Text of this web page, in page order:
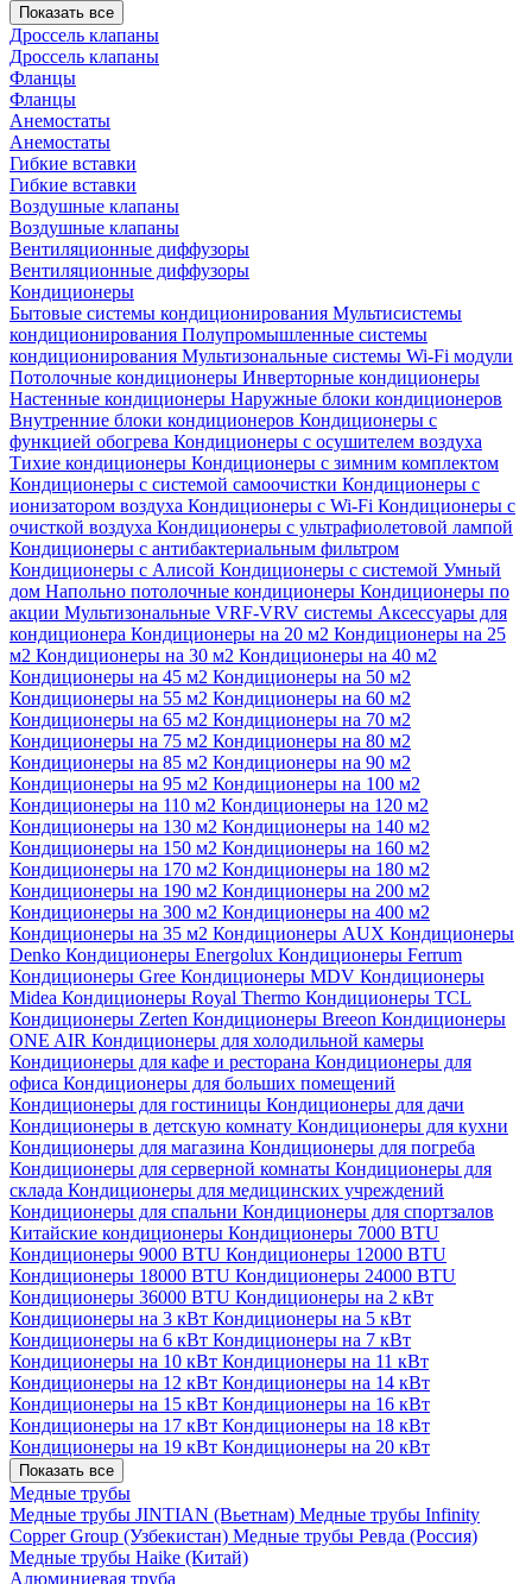
Показать все
Дроссель клапаны
Дроссель клапаны
Фланцы
Фланцы
Анемостаты
Анемостаты
Гибкие вставки
Гибкие вставки
Воздушные клапаны
Воздушные клапаны
Вентиляционные диффузоры
Вентиляционные диффузоры
Кондиционеры
Бытовые системы кондиционирования Мультисистемы
кондиционирования Полупромышленные системы
кондиционирования Мультизональные системы Wi-Fi модули
Потолочные кондиционеры Инверторные кондиционеры
Настенные кондиционеры Наружные блоки кондиционеров
Внутренние блоки кондиционеров Кондиционеры с
функцией обогрева Кондиционеры с осушителем воздуха
Тихие кондиционеры Кондиционеры с зимним комплектом
Кондиционеры с системой самоочистки Кондиционеры с
ионизатором воздуха Кондиционеры с Wi-Fi Кондиционеры с
очисткой воздуха Кондиционеры с ультрафиолетовой лампой
Кондиционеры с антибактериальным фильтром
Кондиционеры с Алисой Кондиционеры с системой Умный
дом Напольно потолочные кондиционеры Кондиционеры по
акции Мультизональные VRF-VRV системы Аксессуары для
кондиционера Кондиционеры на 20 м2 Кондиционеры на 25
м2 Кондиционеры на 30 м2 Кондиционеры на 40 м2
Кондиционеры на 45 м2 Кондиционеры на 50 м2
Кондиционеры на 55 м2 Кондиционеры на 60 м2
Кондиционеры на 65 м2 Кондиционеры на 70 м2
Кондиционеры на 75 м2 Кондиционеры на 80 м2
Кондиционеры на 85 м2 Кондиционеры на 90 м2
Кондиционеры на 95 м2 Кондиционеры на 100 м2
Кондиционеры на 110 м2 Кондиционеры на 120 м2
Кондиционеры на 130 м2 Кондиционеры на 140 м2
Кондиционеры на 150 м2 Кондиционеры на 160 м2
Кондиционеры на 170 м2 Кондиционеры на 180 м2
Кондиционеры на 190 м2 Кондиционеры на 200 м2
Кондиционеры на 300 м2 Кондиционеры на 400 м2
Кондиционеры на 35 м2 Кондиционеры AUX Кондиционеры
Denko Кондиционеры Energolux Кондиционеры Ferrum
Кондиционеры Gree Кондиционеры MDV Кондиционеры
Midea Кондиционеры Royal Thermo Кондиционеры TCL
Кондиционеры Zerten Кондиционеры Breeon Кондиционеры
ONE AIR Кондиционеры для холодильной камеры
Кондиционеры для кафе и ресторана Кондиционеры для
офиса Кондиционеры для больших помещений
Кондиционеры для гостиницы Кондиционеры для дачи
Кондиционеры в детскую комнату Кондиционеры для кухни
Кондиционеры для магазина Кондиционеры для погреба
Кондиционеры для серверной комнаты Кондиционеры для
склада Кондиционеры для медицинских учреждений
Кондиционеры для спальни Кондиционеры для спортзалов
Китайские кондиционеры Кондиционеры 7000 BTU
Кондиционеры 9000 BTU Кондиционеры 12000 BTU
Кондиционеры 18000 BTU Кондиционеры 24000 BTU
Кондиционеры 36000 BTU Кондиционеры на 2 кВт
Кондиционеры на 3 кВт Кондиционеры на 5 кВт
Кондиционеры на 6 кВт Кондиционеры на 7 кВт
Кондиционеры на 10 кВт Кондиционеры на 11 кВт
Кондиционеры на 12 кВт Кондиционеры на 14 кВт
Кондиционеры на 15 кВт Кондиционеры на 16 кВт
Кондиционеры на 17 кВт Кондиционеры на 18 кВт
Кондиционеры на 19 кВт Кондиционеры на 20 кВт
Показать все
Медные трубы
Медные трубы JINTIAN (Вьетнам) Медные трубы Infinity
Copper Group (Узбекистан) Медные трубы Ревда (Россия)
Медные трубы Haike (Китай)
Алюминиевая труба